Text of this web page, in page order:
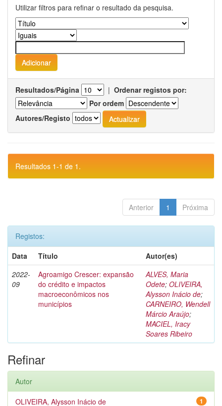
Utilizar filtros para refinar o resultado da pesquisa.
Resultados/Página | Ordenar registos por:
Por ordem
Autores/Registo
Resultados 1-1 de 1.
Anterior 1 Próxima
Registos:
Data
Título
Autor(es)
2022-
09
Agroamigo Crescer: expansão
do crédito e impactos
macroeconômicos nos
municípios
ALVES, Maria
Odete; OLIVEIRA,
Alysson Inácio de;
CARNEIRO, Wendell
Márcio Araújo;
MACIEL, Iracy
Soares Ribeiro
Refinar
Autor
1
OLIVEIRA, Alysson Inácio de